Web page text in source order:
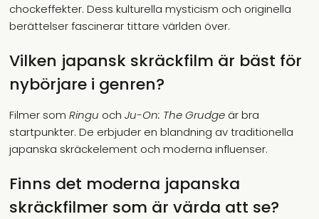
chockeffekter. Dess kulturella mysticism och originella
berättelser fascinerar tittare världen över.
Vilken japansk skräckfilm är bäst för
nybörjare i genren?
Filmer somRingu ochJu-On: The Grudge är bra
startpunkter. De erbjuder en blandning av traditionella
japanska skräckelement och moderna influenser.
Finns det moderna japanska
skräckfilmer som är värda att se?